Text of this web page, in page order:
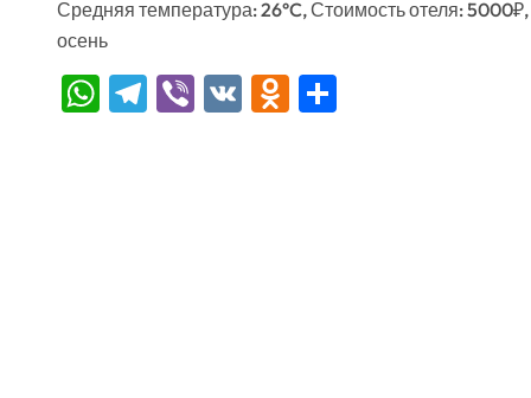
Средняя температура: 26°C, Стоимость отеля:
осень
WhatsApp
Telegram
Viber
VK Odnoklassniki